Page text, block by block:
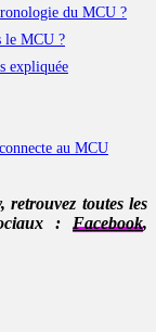
du MCU ?
le MCU ?
expliquée
au MCU
retrouvez toutes les
: Facebook,